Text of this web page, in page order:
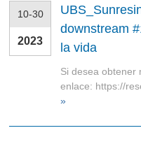
10-30
2023
downstream
la vida
Si desea obtener
enlace: https://
»